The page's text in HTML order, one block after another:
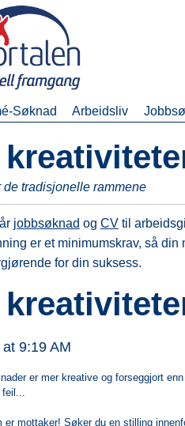
Søknad Arbeidsliv
de tradisjonelle rammene
jobbsøknad og CVtil
er et minimumskrav, så
for din suksess.
9:19 AM
er mer kreative og forseggjort
er mottaker! Søker du en stilling